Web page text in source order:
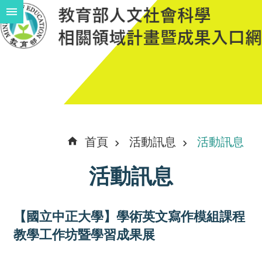
跳到主要內容區塊
進
中
程
首頁 活動訊息 活動訊息
活動訊息
【國立中正大學】學術英文寫作模組課程
教學工作坊暨學習成果展